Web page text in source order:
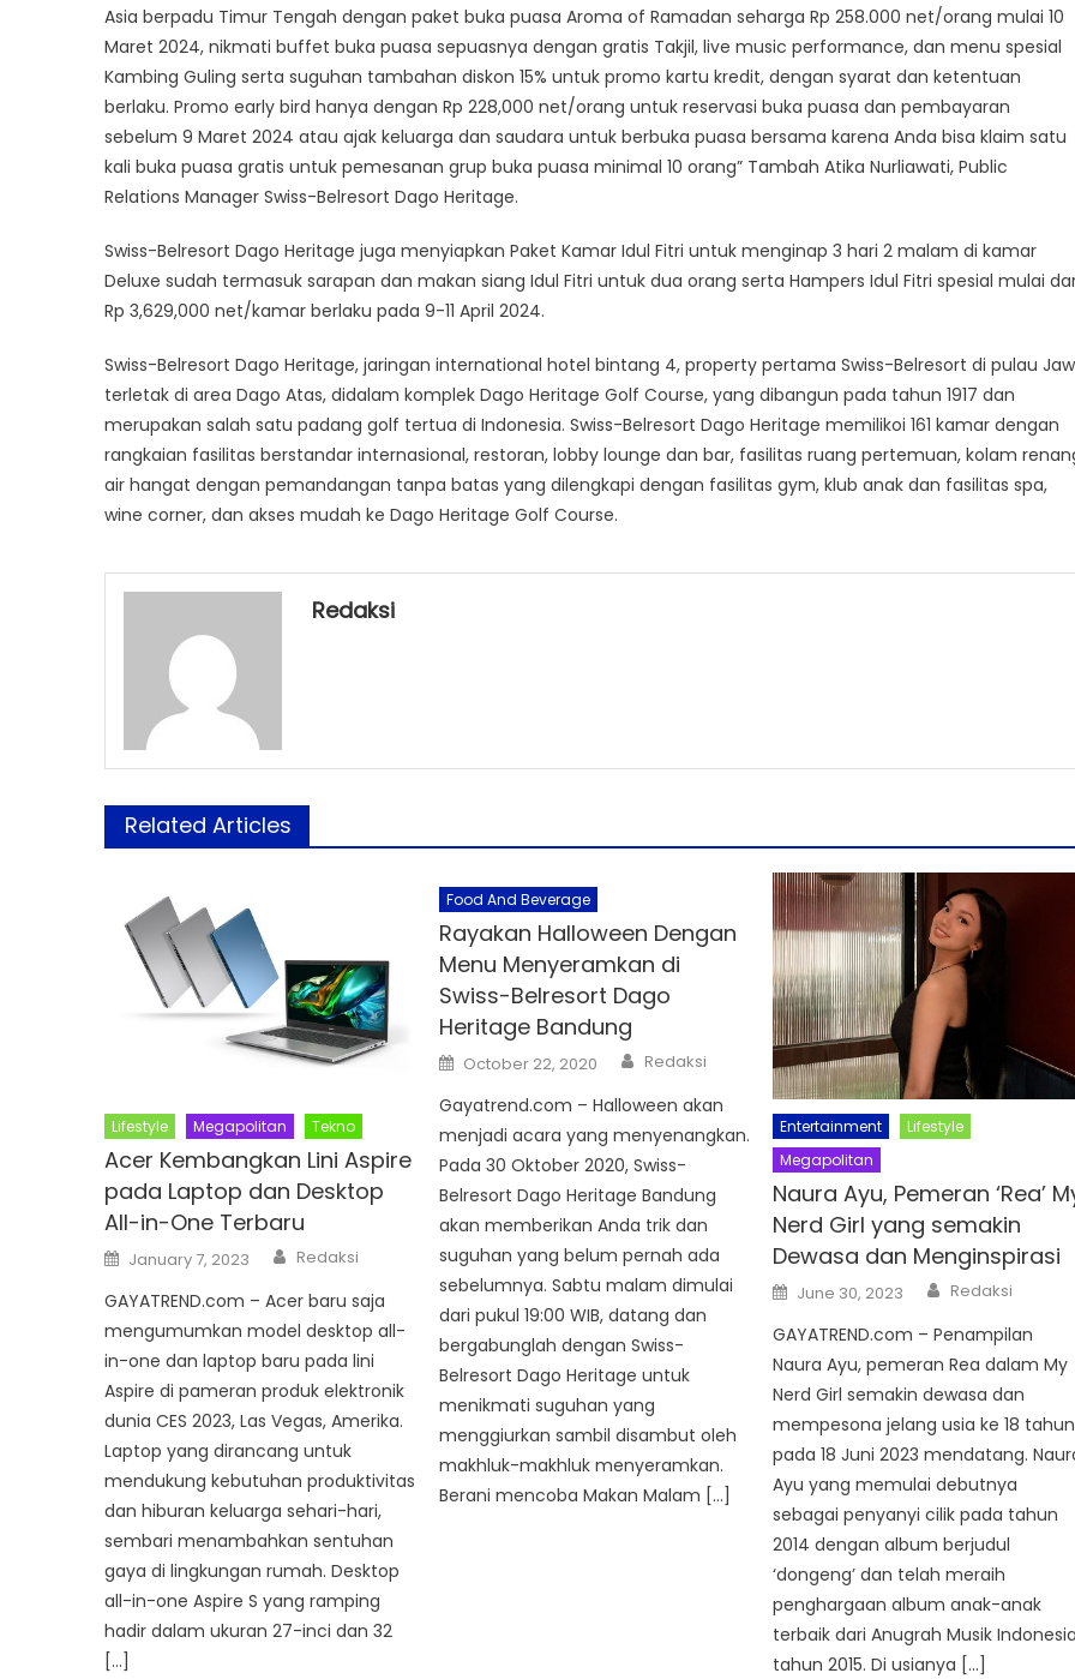
Asia berpadu Timur Tengah dengan paket buka puasa Aroma of Ramadan seharga Rp 258.000 net/orang mulai 10
Maret 2024, nikmati buffet buka puasa sepuasnya dengan gratis Takjil, live music performance, dan menu spesial
Kambing Guling serta suguhan tambahan diskon 15% untuk promo kartu kredit, dengan syarat dan ketentuan
berlaku. Promo early bird hanya dengan Rp 228,000 net/orang untuk reservasi buka puasa dan pembayaran
sebelum 9 Maret 2024 atau ajak keluarga dan saudara untuk berbuka puasa bersama karena Anda bisa klaim satu
kali buka puasa gratis untuk pemesanan grup buka puasa minimal 10 orang” Tambah Atika Nurliawati, Public
Relations Manager Swiss-Belresort Dago Heritage.
Swiss-Belresort Dago Heritage juga menyiapkan Paket Kamar Idul Fitri untuk menginap 3 hari 2 malam di kamar
Deluxe sudah termasuk sarapan dan makan siang Idul Fitri untuk dua orang serta Hampers Idul Fitri spesial mulai
Rp 3,629,000 net/kamar berlaku pada 9-11 April 2024.
Swiss-Belresort Dago Heritage, jaringan international hotel bintang 4, property pertama Swiss-Belresort di pulau
terletak di area Dago Atas, didalam komplek Dago Heritage Golf Course, yang dibangun pada tahun 1917 dan
merupakan salah satu padang golf tertua di Indonesia. Swiss-Belresort Dago Heritage memilikoi 161 kamar dengan
rangkaian fasilitas berstandar internasional, restoran, lobby lounge dan bar, fasilitas ruang pertemuan, kolam
air hangat dengan pemandangan tanpa batas yang dilengkapi dengan fasilitas gym, klub anak dan fasilitas spa,
wine corner, dan akses mudah ke Dago Heritage Golf Course.
Redaksi
Related Articles
Lifestyle Megapolitan Tekno
Acer Kembangkan Lini Aspire
pada Laptop dan Desktop
All-in-One Terbaru
Posted
on
January 7, 2023 Author
Redaksi
GAYATREND.com – Acer baru saja
mengumumkan model desktop all-
in-one dan laptop baru pada lini
Aspire di pameran produk elektronik
dunia CES 2023, Las Vegas, Amerika.
Laptop yang dirancang untuk
mendukung kebutuhan produktivitas
dan hiburan keluarga sehari-hari,
sembari menambahkan sentuhan
gaya di lingkungan rumah. Desktop
all-in-one Aspire S yang ramping
hadir dalam ukuran 27-inci dan 32
[…]
Food And Beverage
Rayakan Halloween Dengan
Menu Menyeramkan di
Swiss-Belresort Dago
Heritage Bandung
Posted
on
October 22, 2020 Author
Redaksi
Gayatrend.com – Halloween akan
menjadi acara yang menyenangkan.
Pada 30 Oktober 2020, Swiss-
Belresort Dago Heritage Bandung
akan memberikan Anda trik dan
suguhan yang belum pernah ada
sebelumnya. Sabtu malam dimulai
dari pukul 19:00 WIB, datang dan
bergabunglah dengan Swiss-
Belresort Dago Heritage untuk
menikmati suguhan yang
menggiurkan sambil disambut oleh
makhluk-makhluk menyeramkan.
Berani mencoba Makan Malam […]
Entertainment
Lifestyle
Megapolitan
Naura Ayu, Pemeran ‘Rea’
Nerd Girl yang semakin
Dewasa dan Menginspirasi
Posted
on
June 30, 2023 Author
Redaksi
GAYATREND.com – Penampilan
Naura Ayu, pemeran Rea dalam My
Nerd Girl semakin dewasa dan
mempesona jelang usia ke 18 tahun
pada 18 Juni 2023 mendatang.
Ayu yang memulai debutnya
sebagai penyanyi cilik pada tahun
2014 dengan album berjudul
‘dongeng’ dan telah meraih
penghargaan album anak-anak
terbaik dari Anugrah Musik Indonesia
tahun 2015. Di usianya […]